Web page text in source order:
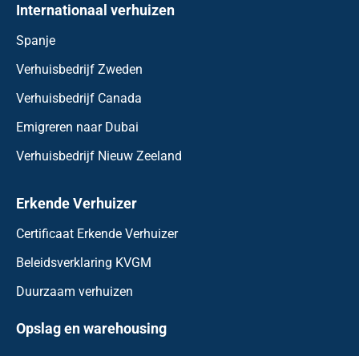
Internationaal verhuizen
Spanje
Verhuisbedrijf Zweden
Verhuisbedrijf Canada
Emigreren naar Dubai
Verhuisbedrijf Nieuw Zeeland
Erkende Verhuizer
Certificaat Erkende Verhuizer
Beleidsverklaring KVGM
Duurzaam verhuizen
Opslag en warehousing